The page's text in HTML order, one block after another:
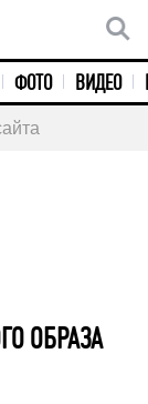
ФОТО ВИДЕО
ОБРАЗА